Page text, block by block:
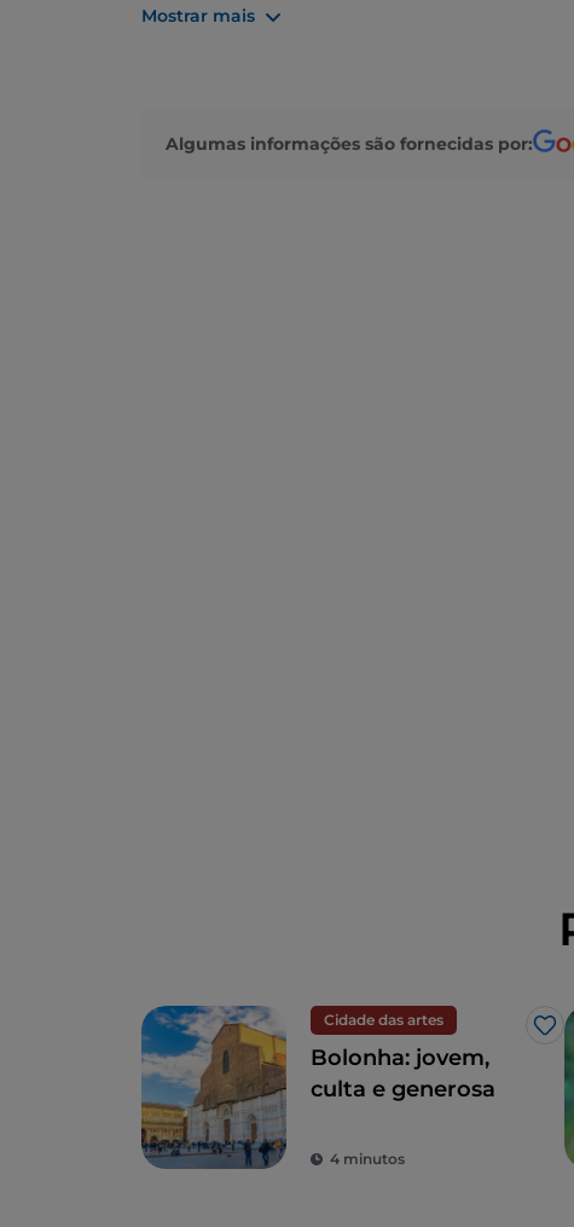
O percurso do museu continua depois com
Mercanzia.
Como demonstração da florescente
Mostrar mais
Algumas informações são fornecidas por:
Cidade das artes
Bolonha: jovem,
culta e generosa
4 minutos